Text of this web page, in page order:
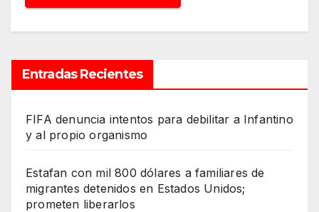
Entradas Recientes
FIFA denuncia intentos para debilitar a Infantino
y al propio organismo
Estafan con mil 800 dólares a familiares de
migrantes detenidos en Estados Unidos;
prometen liberarlos